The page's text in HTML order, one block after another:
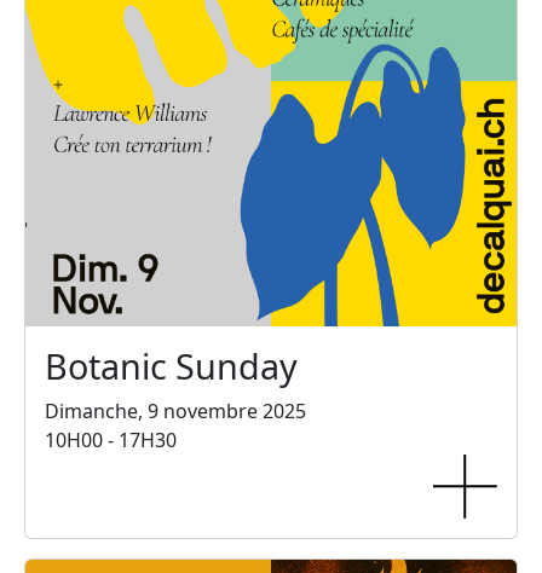
Botanic Sunday
Dimanche, 9 novembre 2025
10H00 - 17H30